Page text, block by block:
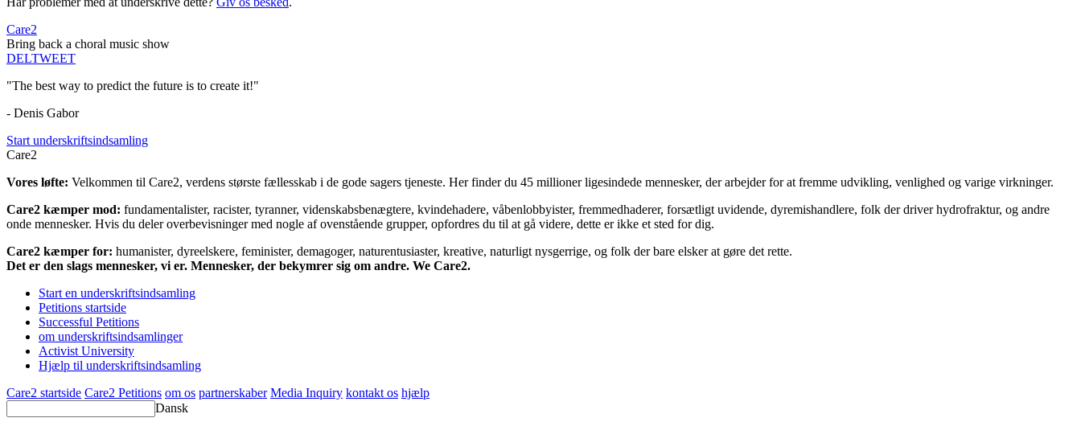
Care2
Bring back a choral music show
DELTWEET
"The best way to predict the future is to create it!"
- Denis Gabor
Start underskriftsindsamling
Care2
Vores løfte: Velkommen til Care2, verdens største fællesskab i de gode sagers tjeneste. Her finder du 45 millioner ligesindede mennesker, der arbejder for at fremme udvikling, venlighed og varige virkninger.
Care2 kæmper mod: fundamentalister, racister, tyranner, videnskabsbenægtere, kvindehadere, våbenlobbyister, fremmedhaderer, forsætligt uvidende, dyremishandlere, folk der driver hydrofraktur, og andre
onde mennesker. Hvis du deler overbevisninger med nogle af ovenstående grupper, opfordres du til at gå videre, dette er ikke et sted for dig.
Care2 kæmper for: humanister, dyreelskere, feminister, demagoger, naturentusiaster, kreative, naturligt nysgerrige, og folk der bare elsker at gøre det rette.
Det er den slags mennesker, vi er. Mennesker, der bekymrer sig om andre. We Care2.
Start en underskriftsindsamling
Petitions startside
Successful Petitions
om underskriftsindsamlinger
Activist University
Hjælp til underskriftsindsamling
Care2 startside Care2 Petitions om os partnerskaber Media Inquiry kontakt os hjælp
Dansk